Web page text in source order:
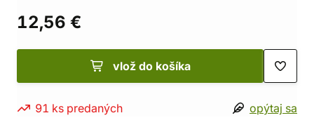
12,56 €
vlož do košíka
91 ks predaných opýtaj sa